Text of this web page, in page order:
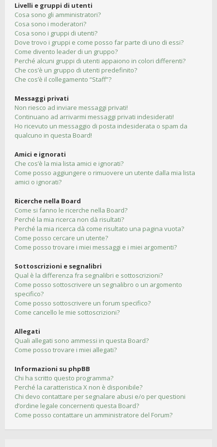
Livelli e gruppi di utenti
Cosa sono gli amministratori?
Cosa sono i moderatori?
Cosa sono i gruppi di utenti?
Dove trovo i gruppi e come posso far parte di uno di essi?
Come divento leader di un gruppo?
Perché alcuni gruppi di utenti appaiono in colori differenti?
Che cos’è un gruppo di utenti predefinito?
Che cos’è il collegamento “Staff”?
Messaggi privati
Non riesco ad inviare messaggi privati!
Continuano ad arrivarmi messaggi privati indesiderati!
Ho ricevuto un messaggio di posta indesiderata o spam da
qualcuno in questa Board!
Amici e ignorati
Che cos’è la mia lista amici e ignorati?
Come posso aggiungere o rimuovere un utente dalla mia lista
amici o ignorati?
Ricerche nella Board
Come si fanno le ricerche nella Board?
Perché la mia ricerca non dà risultati?
Perché la mia ricerca dà come risultato una pagina vuota?
Come posso cercare un utente?
Come posso trovare i miei messaggi e i miei argomenti?
Sottoscrizioni e segnalibri
Qual è la differenza fra segnalibri e sottoscrizioni?
Come posso sottoscrivere un segnalibro o un argomento
specifico?
Come posso sottoscrivere un forum specifico?
Come cancello le mie sottoscrizioni?
Allegati
Quali allegati sono ammessi in questa Board?
Come posso trovare i miei allegati?
Informazioni su phpBB
Chi ha scritto questo programma?
Perché la caratteristica X non è disponibile?
Chi devo contattare per segnalare abusi e/o per questioni
d’ordine legale concernenti questa Board?
Come posso contattare un amministratore del Forum?